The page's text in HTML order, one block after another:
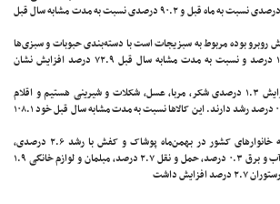
صدف‌داران نیز با افزایش ۵.۷ درصدی نسبت به ماه قبل و ۹۰.۲ درصدی نسبت به مدت مشابه سال قبل
روبرو بوده مربوط به سبزیجات است با دسته‌بندی حبوبات و سبزی‌ها
است که نسبت به ماه قبل ۱۳ درصد و نسبت به مدت مشابه سال قبل ۷۲.۹ درصد افزایش نشان
در بخش خوراکی‌ها شاهد افزایش ۱.۳ درصدی شکر، مربا، عسل، شکلات و شیرینی هستیم و اقلام
خوراک طبقه‌بندی نشده نیز ۰.۹ درصد رشد دارند. این کالاها نسبت به مدت مشابه سال قبل خود ۱۰۸.۱
در بخش دیگر اقلام مربوط به خانوارهای کشور در بهمن‌ماه پوشاک و کفش با رشد ۲.۶ درصدی،
دخانیات ۰.۲ درصد، مسکن و آب و برق ۰.۳ درصد، حمل و نقل ۲.۷ درصد، مبلمان و لوازم خانگی ۱.۹
داشت